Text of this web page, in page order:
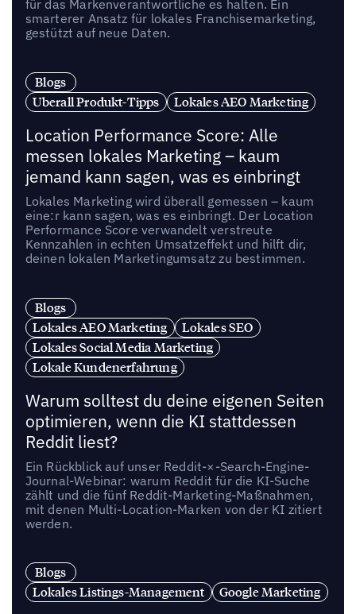
für das Markenverantwortliche es halten. Ein
smarterer Ansatz für lokales Franchisemarketing,
gestützt auf neue Daten.
Blogs
Uberall Produkt-Tipps
Lokales AEO Marketing
Location Performance Score: Alle
messen lokales Marketing – kaum
jemand kann sagen, was es einbringt
Lokales Marketing wird überall gemessen – kaum
eine:r kann sagen, was es einbringt. Der Location
Performance Score verwandelt verstreute
Kennzahlen in echten Umsatzeffekt und hilft dir,
deinen lokalen Marketingumsatz zu bestimmen.
Blogs
Lokales AEO Marketing
Lokales SEO
Lokales Social Media Marketing
Lokale Kundenerfahrung
Warum solltest du deine eigenen Seiten
optimieren, wenn die KI stattdessen
Reddit liest?
Ein Rückblick auf unser Reddit-×-Search-Engine-
Journal-Webinar: warum Reddit für die KI-Suche
zählt und die fünf Reddit-Marketing-Maßnahmen,
mit denen Multi-Location-Marken von der KI zitiert
werden.
Blogs
Lokales Listings-Management
Google Marketing